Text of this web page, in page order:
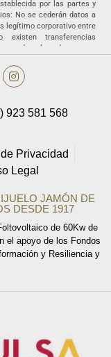
por las partes y
No se cederán datos a
legítimo corporativo entre
existen transferencias
derechos de acceso,
el tratamiento de datos
así como revocar los
de privacidad.
Privacidad
Legal
JAMÓN DE
DESDE 1917
de 60Kw de
el apoyo de los Fondos
y Resiliencia y
923 581 568